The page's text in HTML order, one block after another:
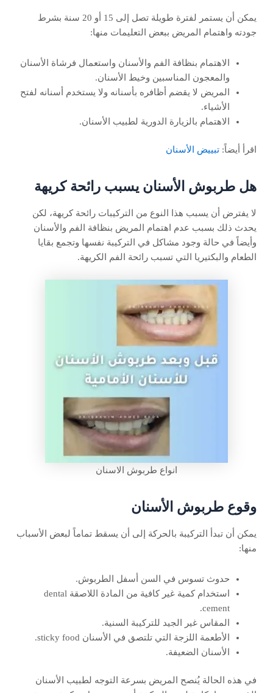
يمكن أن يستمر لفترة طويلة تصل إلى 15 أو 20 سنة بشرط
جودته واهتمام المريض ببعض التعليمات منها:
الاهتمام بنظافة الفم والأسنان واستعمال فرشاة الأسنان
والمعجون المناسبين وخيط الأسنان.
المريض لا يقضم أظافره بأسنانه ولا يستخدم أسنانه لفتح
الأشياء.
الاهتمام بالزيارة الدورية لطبيب الأسنان.
اقرأ أيضاً: تبييض الأسنان
هل طربوش الأسنان يسبب رائحة كريهة
لا يفترض أن يسبب هذا النوع من التركيبات رائحة كريهة، لكن
يحدث ذلك بسبب عدم اهتمام المريض بنظافة الفم والأسنان
وأيضاً في حالة وجود مشاكل في التركيبة نفسها وتجمع بقايا
الطعام والبكتيريا التي تسبب رائحة الفم الكريهة.
انواع طربوش الاسنان
وقوع طربوش الأسنان
يمكن أن تبدأ التركيبة بالحركة إلى أن يسقط تماماً لبعض الأسباب
منها:
حدوث تسوس في السن أسفل الطربوش.
استخدام كمية غير كافية من المادة اللاصقة dental
cement.
المقاس غير الجيد للتركيبة السنية.
الأطعمة اللزجة التي تلتصق في الأسنان sticky food.
الأسنان الضعيفة.
في هذه الحالة يُنصح المريض بسرعة التوجه لطبيب الأسنان